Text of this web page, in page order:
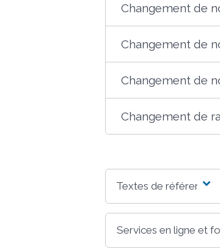
Changement de
Changement de
Changement de
Changement de
Textes de référence
Services en ligne et